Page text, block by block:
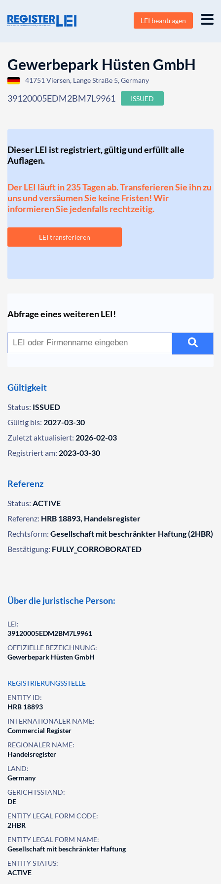
LEI beantragen
Gewerbepark Hüsten GmbH
41751 Viersen, Lange Straße 5, Germany
39120005EDM2BM7L9961 ISSUED
Dieser LEI ist registriert, gültig und erfüllt alle
Auflagen.
Der LEI läuft in 235 Tagen ab. Transferieren Sie ihn zu
uns und versäumen Sie keine Fristen! Wir
informieren Sie jedenfalls rechtzeitig.
LEI transferieren
Abfrage eines weiteren LEI!
Gültigkeit
Status: ISSUED
Gültig bis: 2027-03-30
Zuletzt aktualisiert: 2026-02-03
Registriert am: 2023-03-30
Referenz
Status: ACTIVE
Referenz: HRB 18893, Handelsregister
Rechtsform: Gesellschaft mit beschränkter Haftung (2HBR)
Bestätigung: FULLY_CORROBORATED
Über die juristische Person:
LEI:
39120005EDM2BM7L9961
OFFIZIELLE BEZEICHNUNG:
Gewerbepark Hüsten GmbH
REGISTRIERUNGSSTELLE
ENTITY ID:
HRB 18893
INTERNATIONALER NAME:
Commercial Register
REGIONALER NAME:
Handelsregister
LAND:
Germany
GERICHTSSTAND:
DE
ENTITY LEGAL FORM CODE:
2HBR
ENTITY LEGAL FORM NAME:
Gesellschaft mit beschränkter Haftung
ENTITY STATUS:
ACTIVE